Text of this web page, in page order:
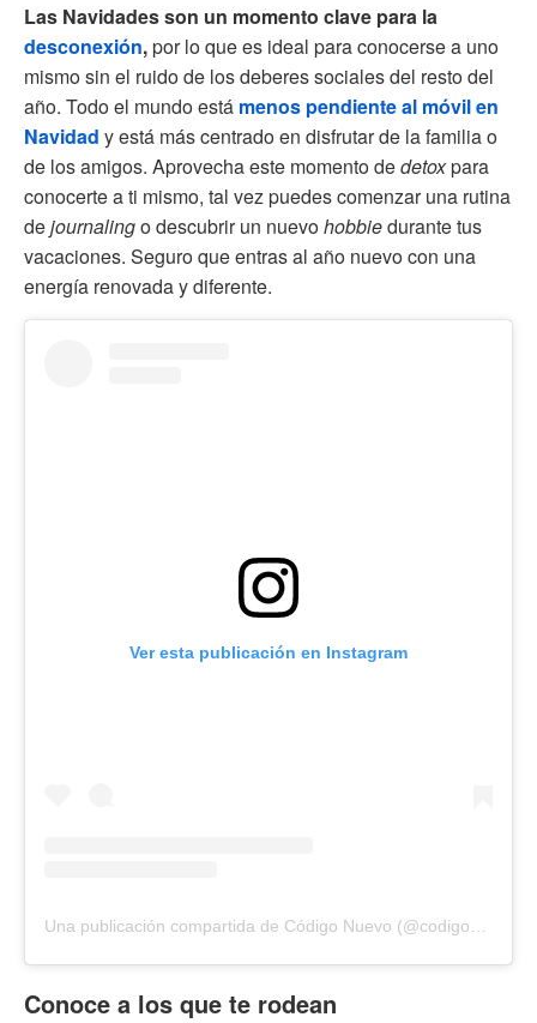
Las Navidades son un momento clave para la
desconexión,por lo que es ideal para conocerse a uno
mismo sin el ruido de los deberes sociales del resto del
año. Todo el mundo está menos pendiente al móvil en
Navidad y está más centrado en disfrutar de la familia o
de los amigos. Aprovecha este momento dedetoxpara
conocerte a ti mismo, tal vez puedes comenzar una rutina
dejournalingo descubrir un nuevohobbiedurante tus
vacaciones. Seguro que entras al año nuevo con una
energía renovada y diferente.
Ver esta publicación en Instagram
Conoce a los que te rodean